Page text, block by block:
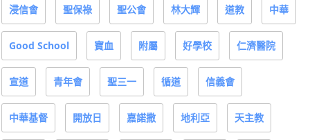
浸信會 聖保祿 聖公會 林大輝 道教 中華
Good School 寶血 附屬 好學校 仁濟醫院
宣道 青年會 聖三一 循道 信義會
中華基督 開放日 嘉諾撒 地利亞 天主教